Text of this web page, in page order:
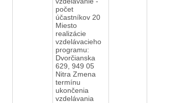
počet
účastníkov 20
Miesto
realizácie
vzdelávacieho
programu:
Dvorčianska
629, 949 05
Nitra Zmena
termínu
ukončenia
vzdelávania